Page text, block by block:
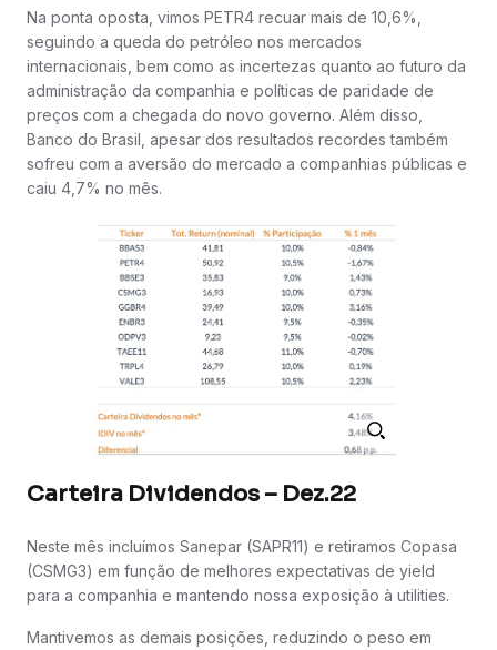
Na ponta oposta, vimos PETR4 recuar mais de 10,6%,
seguindo a queda do petróleo nos mercados
internacionais, bem como as incertezas quanto ao futuro da
administração da companhia e políticas de paridade de
preços com a chegada do novo governo. Além disso,
Banco do Brasil, apesar dos resultados recordes também
sofreu com a aversão do mercado a companhias públicas e
caiu 4,7% no mês.
Carteira Dividendos – Dez.22
Neste mês incluímos Sanepar (SAPR11) e retiramos Copasa
(CSMG3) em função de melhores expectativas de yield
para a companhia e mantendo nossa exposição à utilities.
Mantivemos as demais posições, reduzindo o peso em